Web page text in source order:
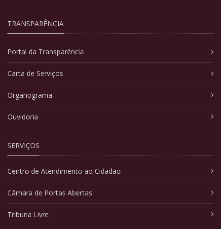
TRANSPARÊNCIA
Portal da Transparência
Carta de Serviços
Organograma
Ouvidoria
SERVIÇOS
Centro de Atendimento ao Cidadão
Câmara de Portas Abertas
Tribuna Livre